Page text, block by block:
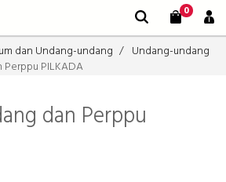
0
dan Undang-undang
Undang-undang
PILKADA
dan Perppu